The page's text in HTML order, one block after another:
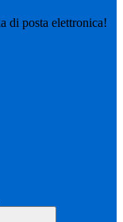
di posta elettronica!